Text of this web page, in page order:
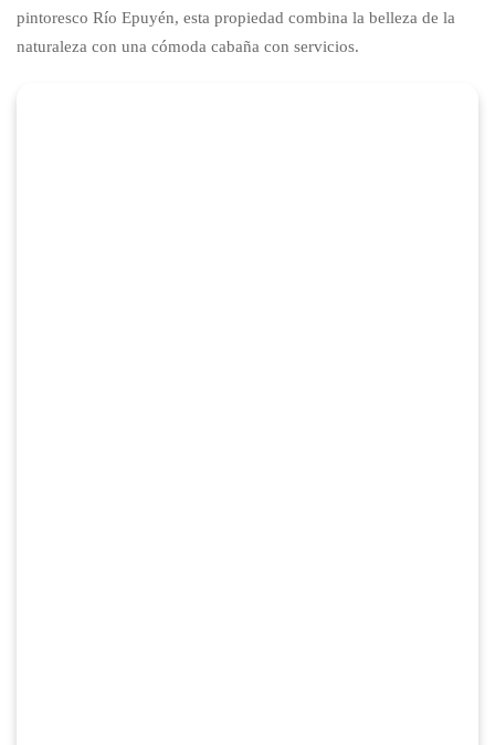
pintoresco Río Epuyén, esta propiedad combina la belleza de la
naturaleza con una cómoda cabaña con servicios.